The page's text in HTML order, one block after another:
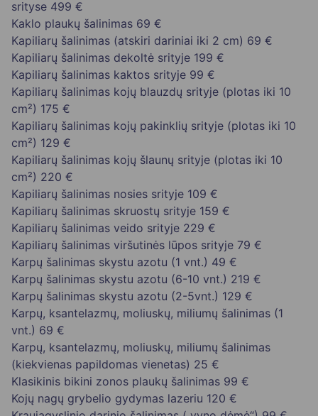
srityse 499 €
Kaklo plaukų šalinimas 69 €
Kapiliarų šalinimas (atskiri dariniai iki 2 cm) 69 €
Kapiliarų šalinimas dekoltė srityje 199 €
Kapiliarų šalinimas kaktos srityje 99 €
Kapiliarų šalinimas kojų blauzdų srityje (plotas iki 10
cm²) 175 €
Kapiliarų šalinimas kojų pakinklių srityje (plotas iki 10
cm²) 129 €
Kapiliarų šalinimas kojų šlaunų srityje (plotas iki 10
cm²) 220 €
Kapiliarų šalinimas nosies srityje 109 €
Kapiliarų šalinimas skruostų srityje 159 €
Kapiliarų šalinimas veido srityje 229 €
Kapiliarų šalinimas viršutinės lūpos srityje 79 €
Karpų šalinimas skystu azotu (1 vnt.) 49 €
Karpų šalinimas skystu azotu (6-10 vnt.) 219 €
Karpų šalinimas skystu azotu (2-5vnt.) 129 €
Karpų, ksantelazmų, moliuskų, miliumų šalinimas (1
vnt.) 69 €
Karpų, ksantelazmų, moliuskų, miliumų šalinimas
(kiekvienas papildomas vienetas) 25 €
Klasikinis bikini zonos plaukų šalinimas 99 €
Kojų nagų grybelio gydymas lazeriu 120 €